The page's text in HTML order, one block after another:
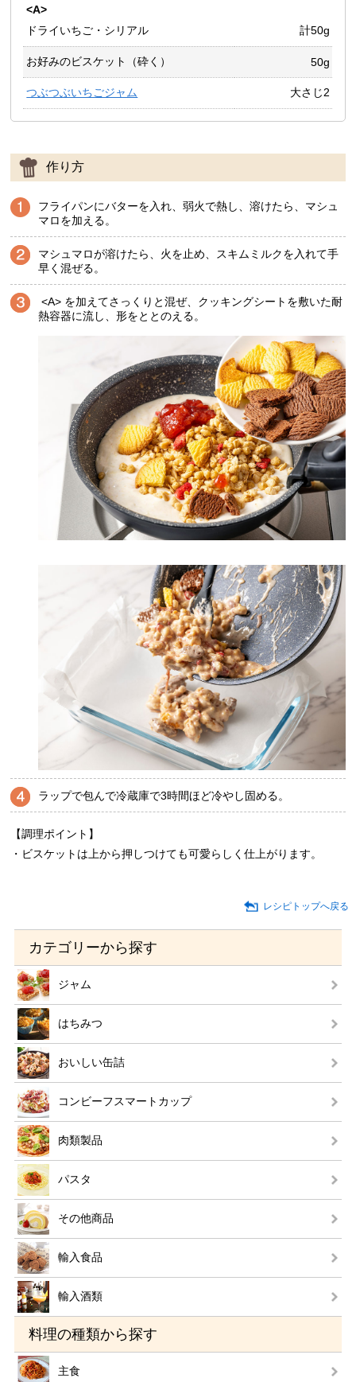
<A>
ドライいちご・シリアル
計50g
お好みのビスケット（砕く） 50g
つぶつぶいちごジャム 大さじ2
作り方
フライパンにバターを入れ、弱火で熱し、溶けたら、マシュ
マロを加える。
マシュマロが溶けたら、火を止め、スキムミルクを入れて手
早く混ぜる。
<A> を加えてさっくりと混ぜ、クッキングシートを敷いた耐
熱容器に流し、形をととのえる。
ラップで包んで冷蔵庫で3時間ほど冷やし固める。
【調理ポイント】
・ビスケットは上から押しつけても可愛らしく仕上がります。
レシピトップへ戻る
カテゴリーから探す
ジャム
はちみつ
おいしい缶詰
コンビーフスマートカップ
肉類製品
パスタ
その他商品
輸入食品
輸入酒類
料理の種類から探す
主食